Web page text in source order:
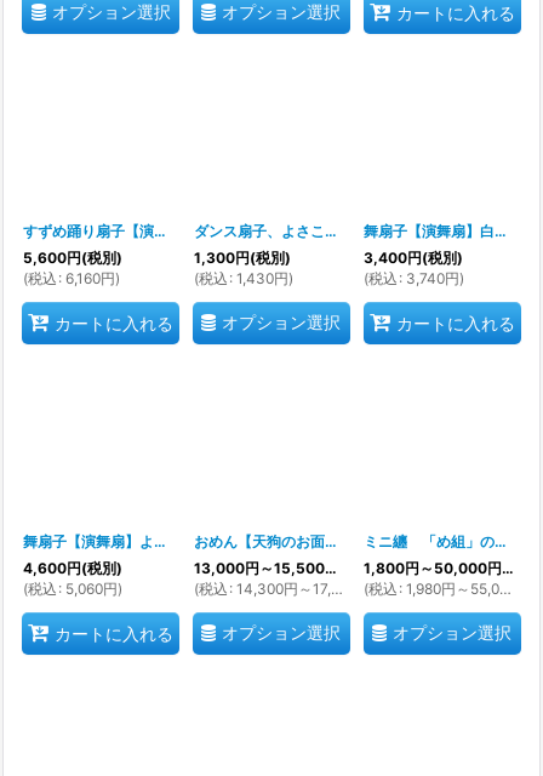
オプション選択 オプション選択 カートに入れる
すずめ踊り扇子【演舞扇・扇子 舞踊】 [ka7547
5,600円(税別)
(税込 : 6,160円)
カートに入れる
ダンス扇子、よさこい扇子の激安販売【激安 よさこい イベント】
1,300円(税別)
(税込 : 1,430円)
オプション選択
舞扇子【演舞扇】白扇
3,400円(税別)
(税込 : 3,740円)
カートに入れる
舞扇子【演舞扇】よさこいにも日舞にも！ [7345
4,600円(税別)
(税込 : 5,060円)
カートに入れる
おめん【天狗のお面 本塗り前】未塗装の記載ですが胡粉（白い顔料）まで塗られています(10個１組 ご注文数１で１０枚です)
13,000円 ～15,500円
(税別)
(税込 : 14,300円 ～17,050 円)
オプション選択
ミニ纏 「め組」のおしゃれな飾りまとい お店の飾りや火の用心の飾りとしても大人気です。まとめ買い対応
1,800円 ～50,000円(税別)
(税込 : 1,980円 ～55,000
オプション選択